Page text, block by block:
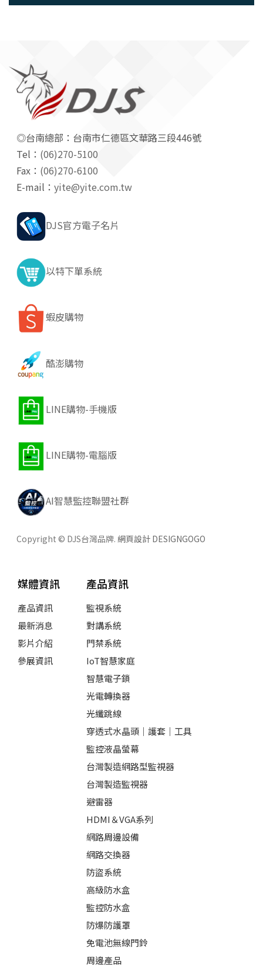
◎台南總部：台南市仁德區文華路三段446號
Tel： (06)270-5100
Fax： (06)270-6100
E-mail： yite@yite.com.tw
DJS官方電子名片
以特下單系統
蝦皮購物
酷澎購物
LINE購物-手機版
LINE購物-電腦版
AI智慧監控聯盟社群
Copyright © DJS台灣品牌. 網頁設計 DESIGNGOGO
媒體資訊
產品資訊
最新消息
影片介紹
參展資訊
產品資訊
監視系統
對講系統
門禁系統
IoT智慧家庭
智慧電子鎖
光電轉換器
光纖跳線
穿透式水晶頭｜護套｜工具
監控液晶螢幕
台灣製造網路型監視器
台灣製造監視器
避雷器
HDMI＆VGA系列
網路周邊設備
網路交換器
防盜系統
高級防水盒
監控防水盒
防爆防護罩
免電池無線門鈴
周邊產品